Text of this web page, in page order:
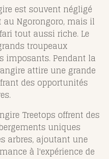
est souvent négligé
au Ngorongoro, mais il
tout aussi riche. Le
troupeaux
imposants. Pendant la
attire une grande
des opportunités
Treetops offrent des
uniques
arbres, ajoutant une
à l'expérience de